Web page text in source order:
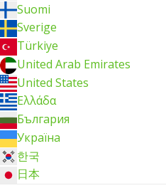
Suomi
Sverige
Türkiye
United Arab Emirates
United States
Ελλάδα
България
Україна
한국
日本